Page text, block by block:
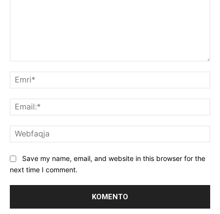
Save my name, email, and website in this browser for the
next time I comment.